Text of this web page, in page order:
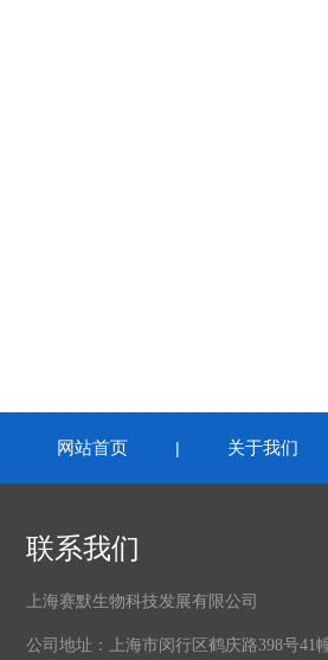
网站首页 | 关于我们
联系我们
上海赛默生物科技发展有限公司
公司地址：上海市闵行区鹤庆路398号41